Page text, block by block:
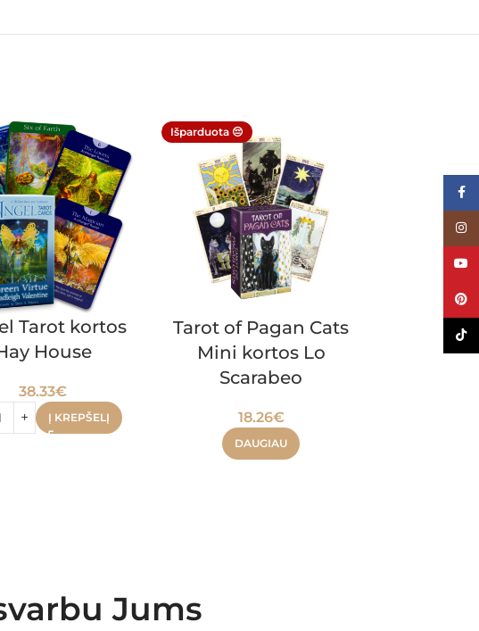
Tarot kortos
House
38.33€
Į KREPŠELĮ
Išparduota 😔
Tarot of Pagan Cats
Mini kortos Lo
Scarabeo
18.26€
DAUGIAU
Tarot
Jums